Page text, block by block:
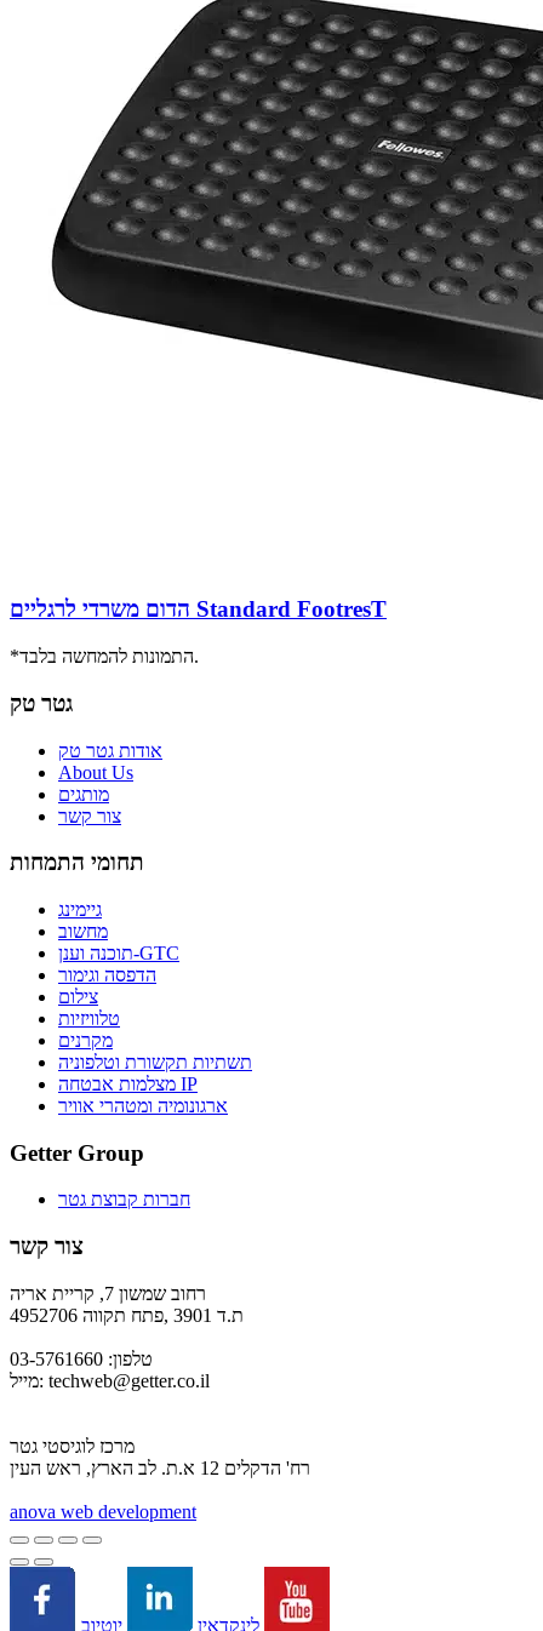
הדום משרדי לרגליים Standard FootresT
*התמונות להמחשה בלבד.
גטר טק
אודות גטר טק
About Us
מותגים
צור קשר
תחומי התמחות
גיימינג
מחשוב
תוכנה וענן-GTC
הדפסה וגימור
צילום
טלוויזיות
מקרנים
תשתיות תקשורת וטלפוניה
מצלמות אבטחה IP
ארגונומיה ומטהרי אוויר
Getter Group
חברות קבוצת גטר
צור קשר
רחוב שמשון 7, קריית אריה
ת.ד 3901 ,פתח תקווה 4952706
טלפון: 03-5761660
מייל: techweb@getter.co.il
מרכז לוגיסטי גטר
רח' הדקלים 12 א.ת. לב הארץ, ראש העין
anova web development
לינקדאין